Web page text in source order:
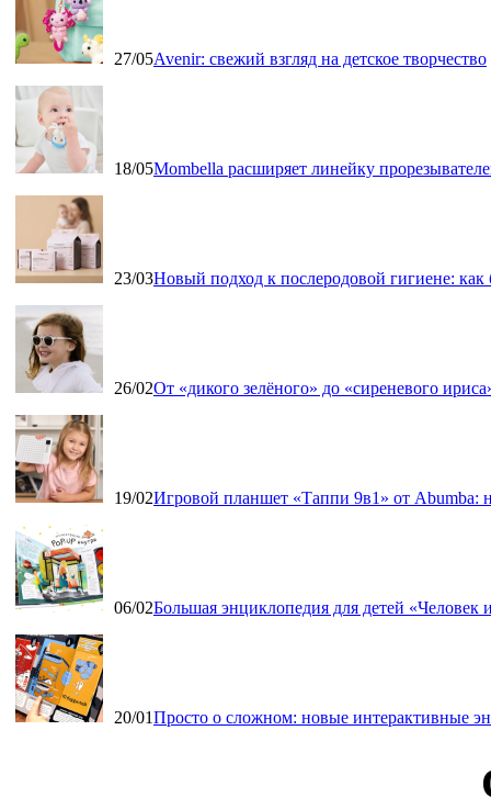
27/05Avenir: свежий взгляд на детское творчество
18/05Mombella расширяет линейку
23/03Новый подход к послеродовой гигиене:
26/02От «дикого зелёного» до «сиреневого
19/02Игровой планшет «Таппи 9в1» от Abumba:
06/02Большая энциклопедия для детей
20/01Просто о сложном: новые интерактивные